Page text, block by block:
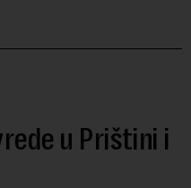
u Prištini i